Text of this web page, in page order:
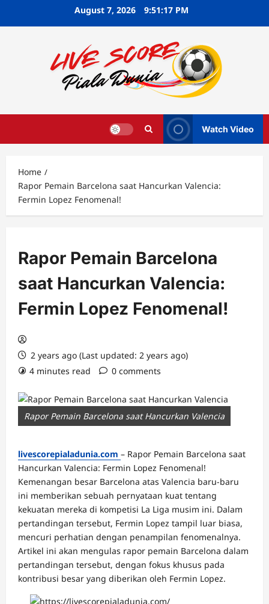
August 7, 2026 9:51:18 PM
Watch Video
Home
Rapor Pemain Barcelona saat Hancurkan Valencia:
Fermin Lopez Fenomenal!
Rapor Pemain Barcelona
saat Hancurkan Valencia:
Fermin Lopez Fenomenal!
2 years ago (Last updated: 2 years ago)
4 minutes read
0 comments
Rapor Pemain Barcelona saat Hancurkan Valencia
livescorepialadunia.com – Rapor Pemain Barcelona saat
Hancurkan Valencia: Fermin Lopez Fenomenal!
Kemenangan besar Barcelona atas Valencia baru-baru
ini memberikan sebuah pernyataan kuat tentang
kekuatan mereka di kompetisi La Liga musim ini. Dalam
pertandingan tersebut, Fermin Lopez tampil luar biasa,
mencuri perhatian dengan penampilan fenomenalnya.
Artikel ini akan mengulas rapor pemain Barcelona dalam
pertandingan tersebut, dengan fokus khusus pada
kontribusi besar yang diberikan oleh Fermin Lopez.